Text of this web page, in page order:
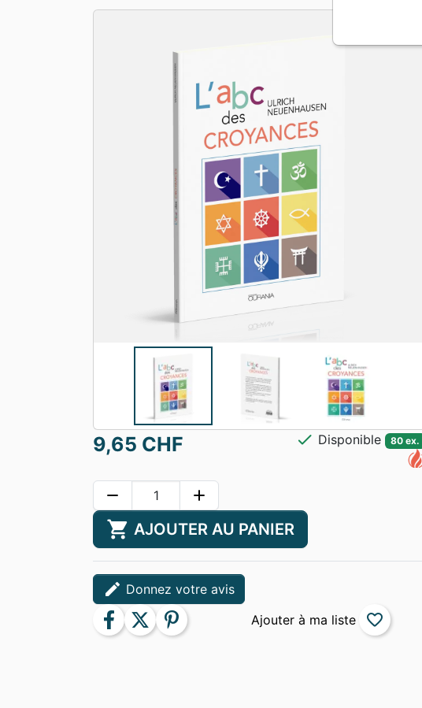
Apologétique
Formation
9,65 CHF check Disponible 80 ex.
remove add
shopping_cart AJOUTER AU PANIER
edit Donnez votre avis
facebook twitter pinterest favorite_border